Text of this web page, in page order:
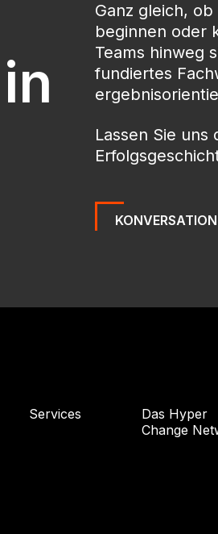
Ganz gleich,
beginnen oder
Teams hinweg
fundiertes
Lassen Sie
Services
Das Hyper
Change